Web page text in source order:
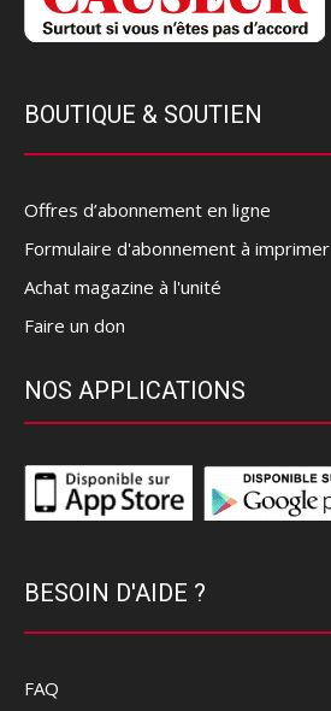
BOUTIQUE & SOUTIEN
Offres d’abonnement en ligne
Formulaire d'abonnement à imprimer
Achat magazine à l'unité
Faire un don
NOS APPLICATIONS
BESOIN D'AIDE ?
FAQ